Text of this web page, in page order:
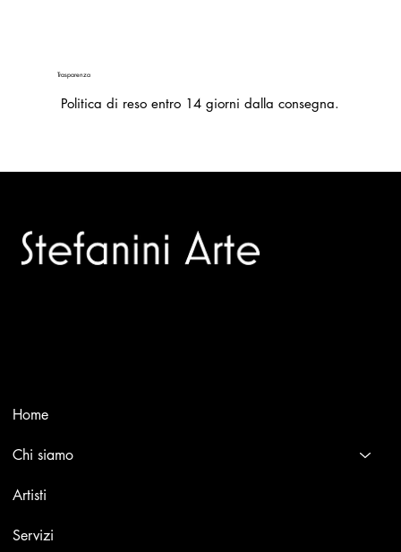
Trasparenza
Politica di reso entro 14 giorni dalla consegna.
Home
Chi siamo
Artisti
Servizi